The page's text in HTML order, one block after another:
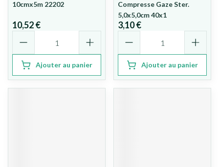
10cmx5m 22202
10,52 €
Ajouter au panier
Compresse Gaze Ster.
5,0x5,0cm 40x1
3,10 €
Ajouter au panier